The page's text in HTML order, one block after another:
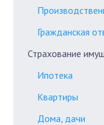
Гражданская
Страхование
Ипотека
Квартиры
Дома, дачи